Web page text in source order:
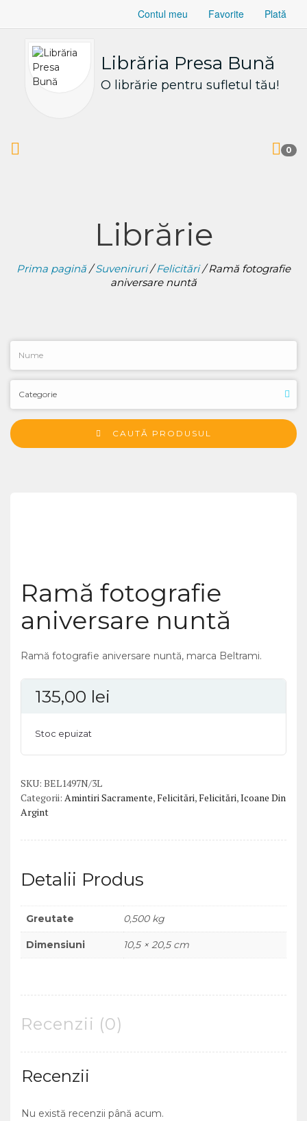
Contul meu Favorite Plată
Librăria Presa Bună
O librărie pentru sufletul tău!
0
Librărie
Prima pagină /Suveniruri/Felicitări/ Ramă fotografie
aniversare nuntă
CAUTĂ PRODUSUL
Ramă fotografie
aniversare nuntă
Ramă fotografie aniversare nuntă, marca Beltrami.
135,00 lei
Stoc epuizat
SKU: BEL1497N/3L
Categorii: Amintiri Sacramente,Felicitări,Felicitări,Icoane Din
Argint
Detalii Produs
Greutate 0,500 kg
Dimensiuni 10,5 × 20,5 cm
Recenzii (0)
Recenzii
Nu există recenzii până acum.